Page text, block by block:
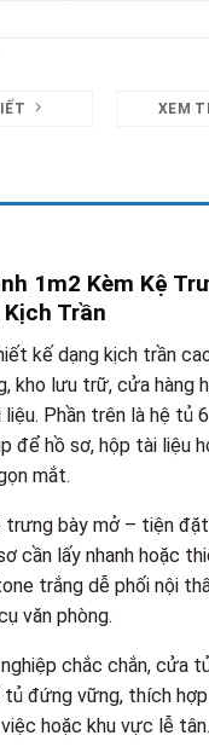
XEM
1m2 Kèm Kệ
Trần
kế dạng kịch trần
kho lưu trữ, cửa hàng
Phần trên là hệ tủ
để hồ sơ, hộp tài liệu
mắt.
trưng bày mở – tiện
cần lấy nhanh hoặc
trắng dễ phối nội
văn phòng.
chắc chắn, cửa
đứng vững, thích
hoặc khu vực lễ tân.